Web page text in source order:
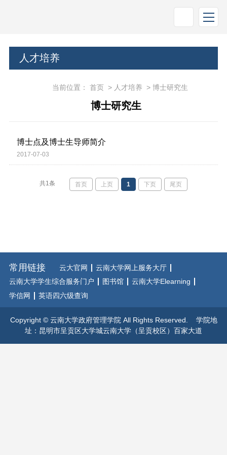
人才培养
当前位置： 首页> 人才培养 > 博士研究生
博士研究生
博士点及博士生导师简介
2017-07-03
共1条 首页 上页 1 下页 尾页
常用链接 云大官网
云南大学网上服务大厅
云南大学学生综合服务门户
图书馆
云南大学Elearning
学信网
英语四六级查询
Copyright © 云南大学政府管理学院 All Rights Reserved. 学院地
址：昆明市呈贡区大学城云南大学（呈贡校区）百家大道